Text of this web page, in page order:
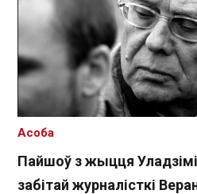
Пайшоў з жыцця
забітай журналісткі
Асоба